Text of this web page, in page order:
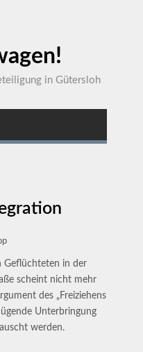
in Gütersloh
Geflüchteten in der
scheint nicht mehr
des „Freiziehens
Unterbringung
werden.